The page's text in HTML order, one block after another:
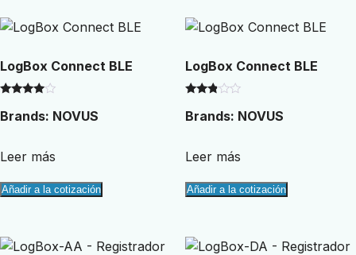
LogBox Connect BLE
con
3.75
Brands: NOVUS
Leer más
Añadir a la cotización
LogBox Connect BLE
con
2.71
Brands: NOVUS
Leer más
Añadir a la cotización